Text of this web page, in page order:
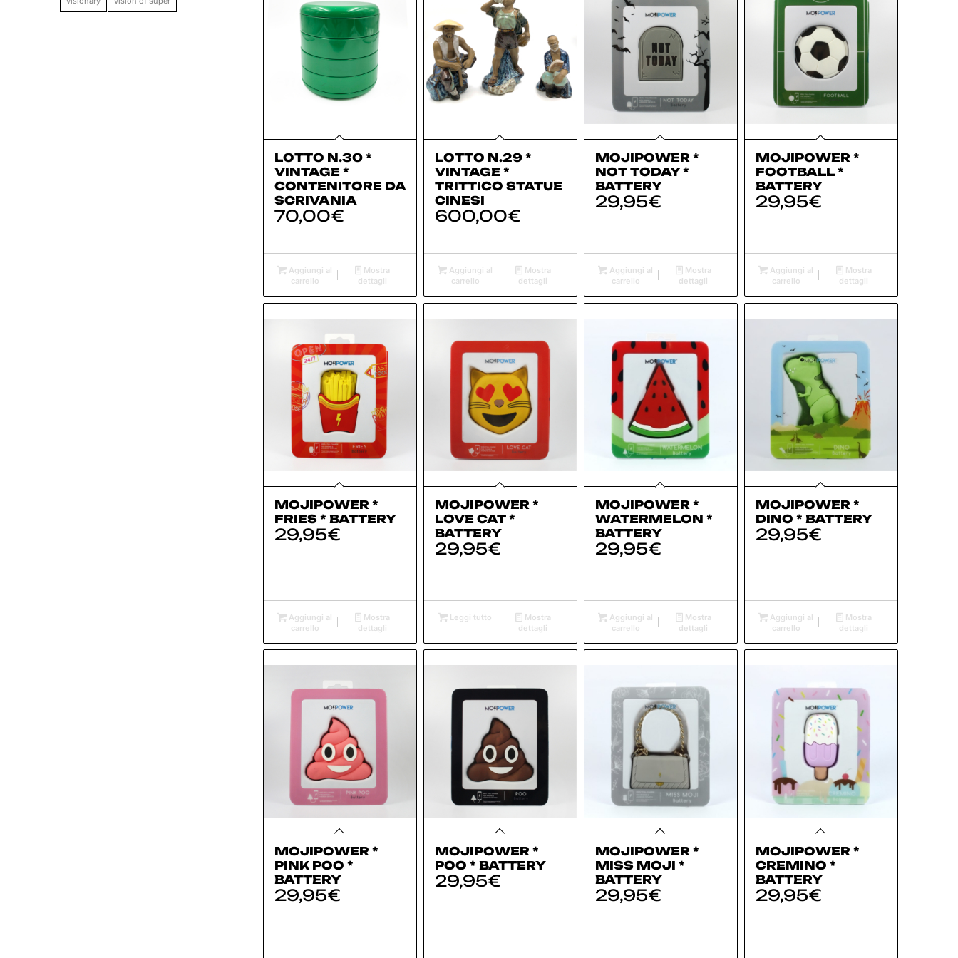
LOTTO N.30 *
VINTAGE *
CONTENITORE DA
SCRIVANIA
70,00€
Aggiungi al
carrello
Mostra
dettagli
LOTTO N.29 *
VINTAGE *
TRITTICO STATUE
CINESI
600,00€
Aggiungi al
carrello
Mostra
dettagli
MOJIPOWER *
NOT TODAY *
BATTERY
29,95€
Aggiungi al
carrello
Mostra
dettagli
MOJIPOWER *
FOOTBALL *
BATTERY
29,95€
Aggiungi al
carrello
Mostra
dettagli
MOJIPOWER *
FRIES * BATTERY
29,95€
Aggiungi al
carrello
Mostra
dettagli
MOJIPOWER *
LOVE CAT *
BATTERY
29,95€
Leggi tutto
Mostra
dettagli
MOJIPOWER *
WATERMELON *
BATTERY
29,95€
Aggiungi al
carrello
Mostra
dettagli
MOJIPOWER *
DINO * BATTERY
29,95€
Aggiungi al
carrello
Mostra
dettagli
MOJIPOWER *
PINK POO *
BATTERY
29,95€
MOJIPOWER *
POO * BATTERY
29,95€
MOJIPOWER *
MISS MOJI *
BATTERY
29,95€
MOJIPOWER *
CREMINO *
BATTERY
29,95€